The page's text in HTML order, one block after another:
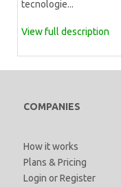
tecnologie...
View full description
COMPANIES
How it works
Plans & Pricing
Login orRegister